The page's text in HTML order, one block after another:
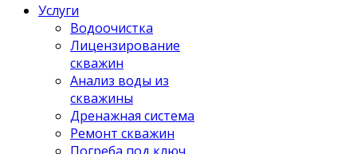
Услуги
Водоочистка
Лицензирование
скважин
Анализ воды из
скважины
Дренажная система
Ремонт скважин